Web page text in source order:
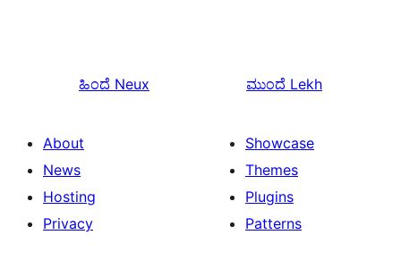
ಹಿಂದೆ Neux ಮುಂದೆ Lekh
About
News
Hosting
Privacy
Showcase
Themes
Plugins
Patterns